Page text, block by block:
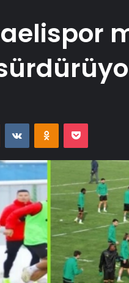
Reddit VKontakteOdnoklassniki
Pocket